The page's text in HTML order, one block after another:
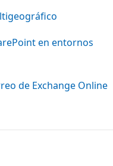
en entornos
de Exchange Online